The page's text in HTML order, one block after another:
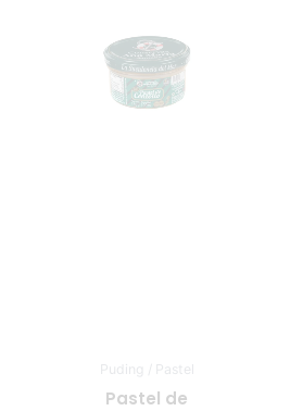
Puding / Pastel
Pastel de